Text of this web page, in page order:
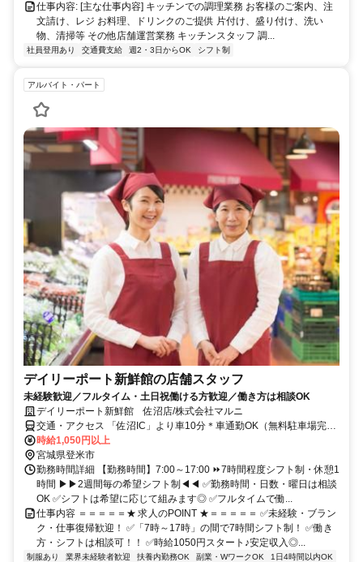
仕事内容: [主な仕事内容] キッチンでの調理業務 お客様のご案内、注
文請け、レジ お料理、ドリンクのご提供 片付け、盛り付け、洗い
物、清掃等 その他店舗運営業務 キッチンスタッフ 調...
社員登用あり 交通費支給 週2・3日からOK シフト制
アルバイト・パート
デイリーポート新鮮館の店舗スタッフ
未経験歓迎／フルタイム・土日祝働ける方歓迎／働き方は相談OK
デイリーポート新鮮館 佐沼店/株式会社マルニ
交通・アクセス 「佐沼IC」より車10分＊車通勤OK（無料駐車場完
備）
時給1,050円以上
宮城県登米市
勤務時間詳細 【勤務時間】7:00～17:00 ⏩7時間程度シフト制・休憩1
時間 ▶▶2週間毎の希望シフト制◀◀ ✅勤務時間・日数・曜日は相談
OK ✅シフトは希望に応じて組みます◎ ✅フルタイムで働...
仕事内容 ＝＝＝＝＝★ 求人のPOINT ★＝＝＝＝＝ ✅未経験・ブラン
ク・仕事復帰歓迎！ ✅「7時～17時」の間で7時間シフト制！ ✅働き
方・シフトは相談可！！ ✅時給1050円スタート♪安定収入◎...
制服あり 業界未経験者歓迎 扶養内勤務OK 副業・WワークOK
1日4時間以内OK